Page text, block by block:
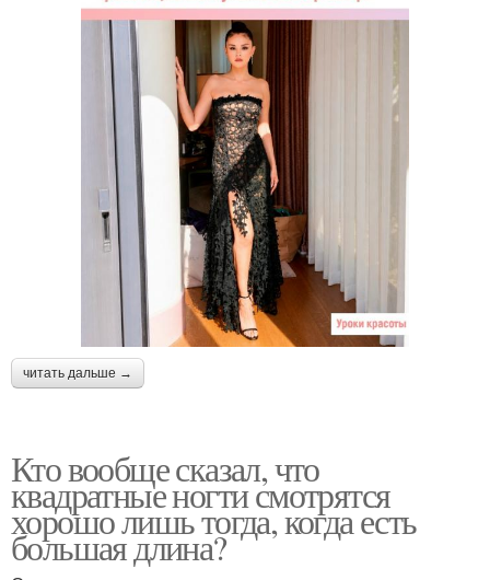
читать дальше →
Кто вообще сказал, что
квадратные ногти смотрятся
хорошо лишь тогда, когда есть
большая длина?